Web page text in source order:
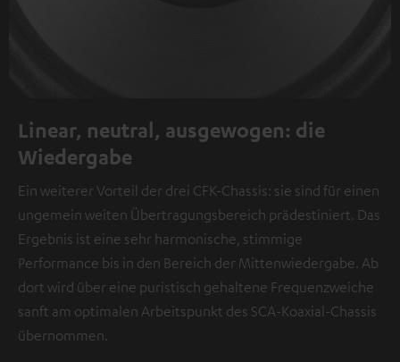
Linear, neutral, ausgewogen: die
Wiedergabe
Ein weiterer Vorteil der drei CFK-Chassis: sie sind für einen
ungemein weiten Übertragungsbereich prädestiniert. Das
Ergebnis ist eine sehr harmonische, stimmige
Performance bis in den Bereich der Mittenwiedergabe. Ab
dort wird über eine puristisch gehaltene Frequenzweiche
sanft am optimalen Arbeitspunkt des SCA-Koaxial-Chassis
übernommen.